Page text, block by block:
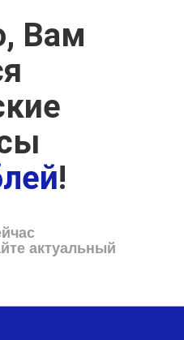
Вам
!
актуальный